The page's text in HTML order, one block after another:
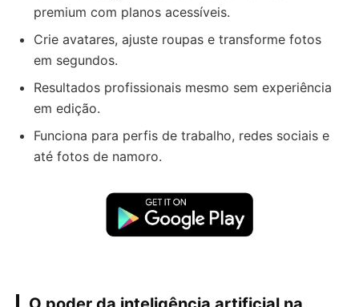
premium com planos acessíveis.
Crie avatares, ajuste roupas e transforme fotos
em segundos.
Resultados profissionais mesmo sem experiência
em edição.
Funciona para perfis de trabalho, redes sociais e
até fotos de namoro.